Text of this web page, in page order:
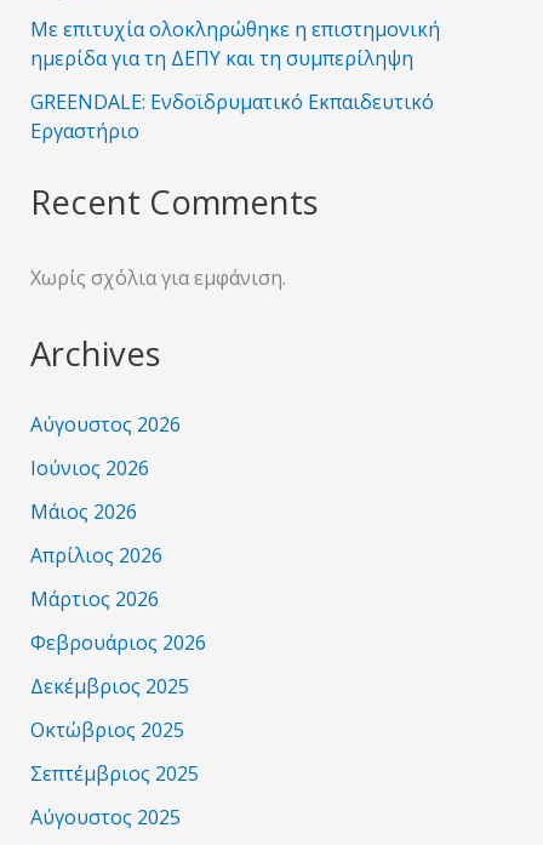
Με επιτυχία ολοκληρώθηκε η επιστημονική
ημερίδα για τη ΔΕΠΥ και τη συμπερίληψη
GREENDALE: Ενδοϊδρυματικό Εκπαιδευτικό
Εργαστήριο
Recent Comments
Χωρίς σχόλια για εμφάνιση.
Archives
Αύγουστος 2026
Ιούνιος 2026
Μάιος 2026
Απρίλιος 2026
Μάρτιος 2026
Φεβρουάριος 2026
Δεκέμβριος 2025
Οκτώβριος 2025
Σεπτέμβριος 2025
Αύγουστος 2025